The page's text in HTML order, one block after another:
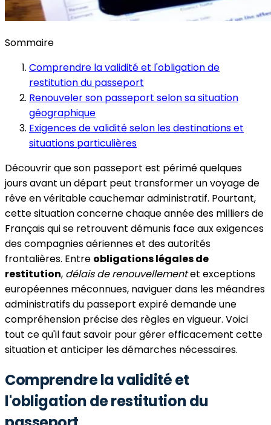
Sommaire
Comprendre la validité et l'obligation de
restitution du passeport
Renouveler son passeport selon sa situation
géographique
Exigences de validité selon les destinations et
situations particulières
Découvrir que son passeport est périmé quelques
jours avant un départ peut transformer un voyage de
rêve en véritable cauchemar administratif. Pourtant,
cette situation concerne chaque année des milliers de
Français qui se retrouvent démunis face aux exigences
des compagnies aériennes et des autorités
frontalières. Entre obligations légales de
restitution, délais de renouvellementet exceptions
européennes méconnues, naviguer dans les méandres
administratifs du passeport expiré demande une
compréhension précise des règles en vigueur. Voici
tout ce qu'il faut savoir pour gérer efficacement cette
situation et anticiper les démarches nécessaires.
Comprendre la validité et
l'obligation de restitution du